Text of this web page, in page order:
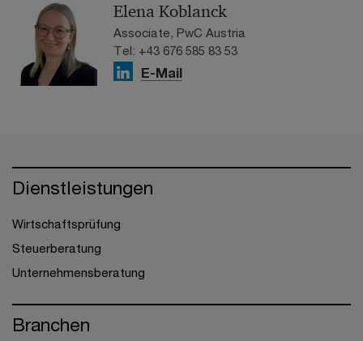
Elena Koblanck
Associate, PwC Austria
Tel: +43 676 585 83 53
E-Mail
Dienstleistungen
Wirtschaftsprüfung
Steuerberatung
Unternehmensberatung
Branchen